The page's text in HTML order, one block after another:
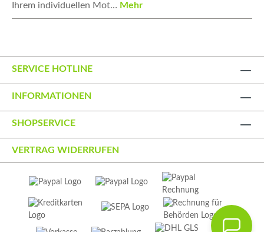
Ihrem individuellen Mot… Mehr
SERVICE HOTLINE
INFORMATIONEN
SHOPSERVICE
VERTRAG WIDERRUFEN